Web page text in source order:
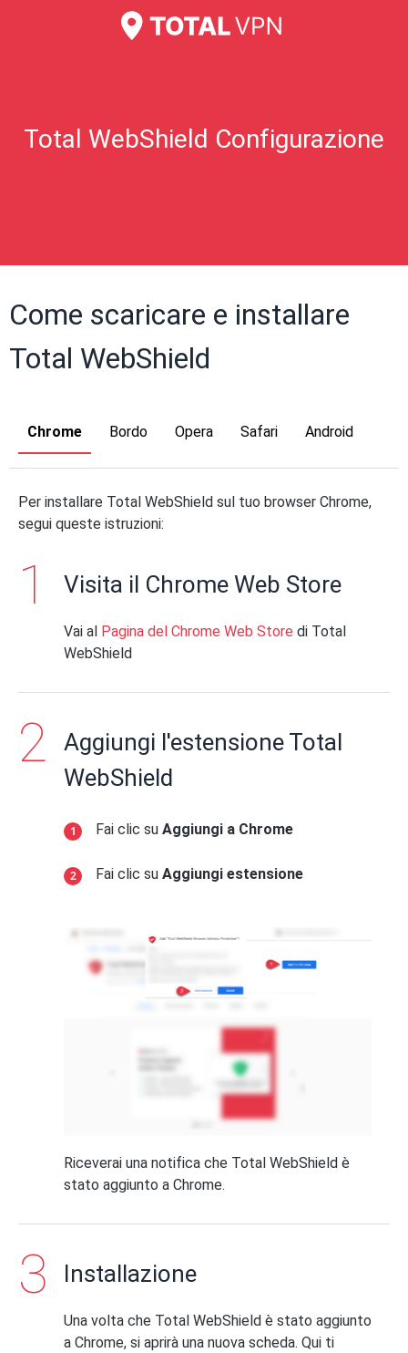
Total WebShield Configurazione
Come scaricare e installare
Total WebShield
Chrome Bordo Opera Safari Android
Per installare Total WebShield sul tuo browser Chrome,
segui queste istruzioni:
Visita il Chrome Web Store
Vai al Pagina del Chrome Web Store di Total
WebShield
Aggiungi l'estensione Total
WebShield
Fai clic su Aggiungi a Chrome
Fai clic su Aggiungi estensione
Riceverai una notifica che Total WebShield è
stato aggiunto a Chrome.
Installazione
Una volta che Total WebShield è stato aggiunto
a Chrome, si aprirà una nuova scheda. Qui ti